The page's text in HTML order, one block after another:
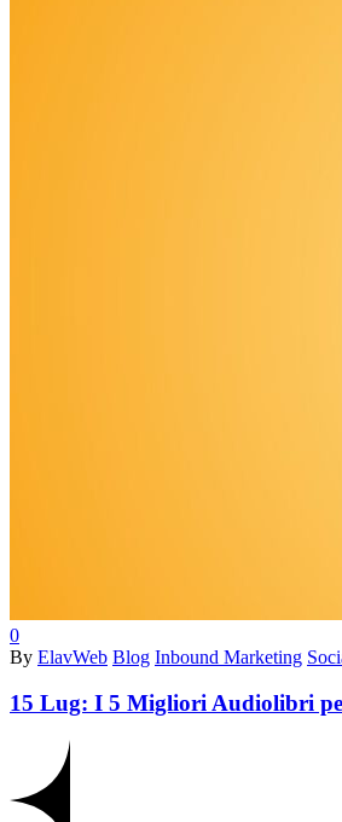
0
By ElavWeb Blog Inbound Marketing
15 Lug: I 5 Migliori Audiolibri